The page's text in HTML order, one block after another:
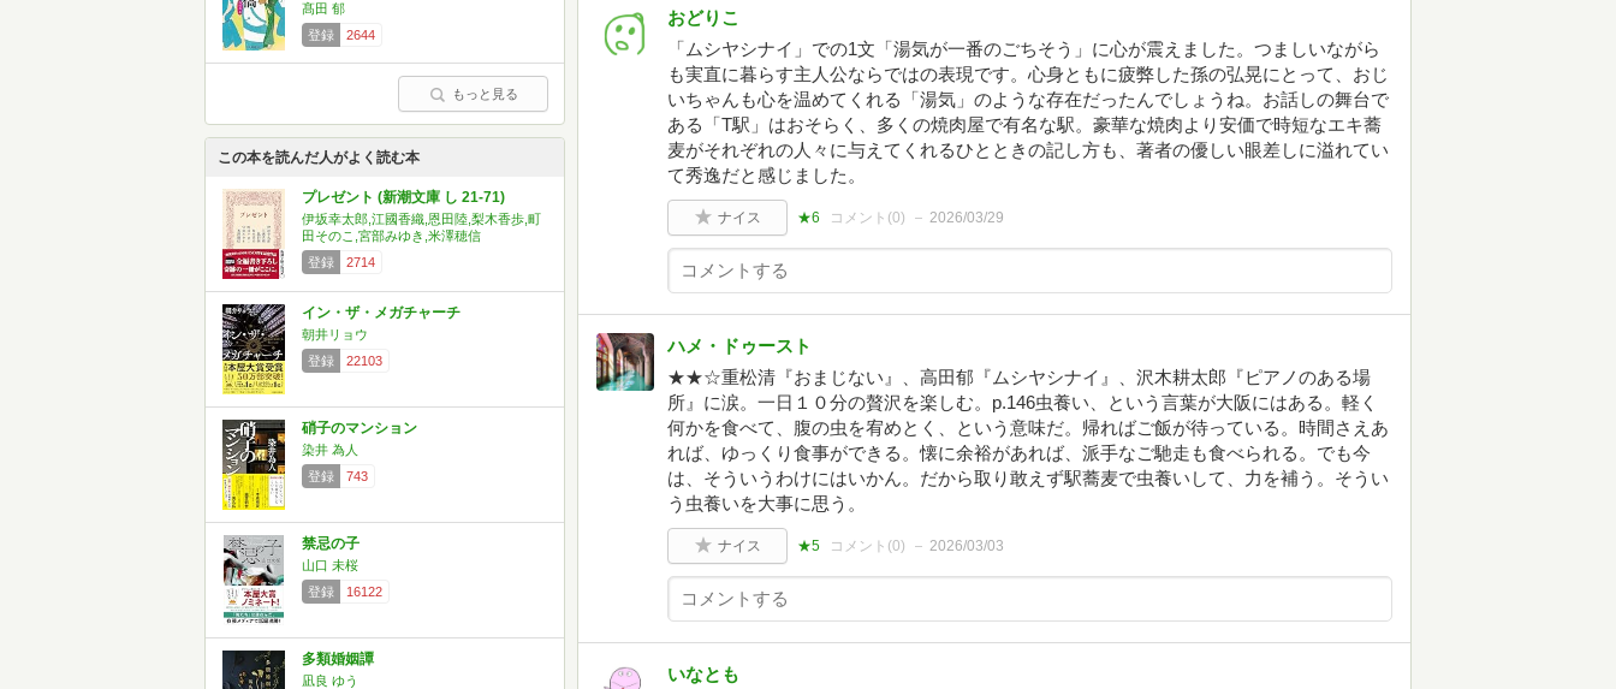
髙田 郁
登録
2644
もっと見る
この本を読んだ人がよく読む本
プレゼント (新潮文庫 し 21-71)
伊坂幸太郎,江國香織,恩田陸,梨木香歩,町
田そのこ,宮部みゆき,米澤穂信
登録
2714
イン・ザ・メガチャーチ
朝井リョウ
登録
22103
硝子のマンション
染井 為人
登録
743
禁忌の子
山口 未桜
登録
16122
多類婚姻譚
凪良 ゆう
おどりこ
「ムシヤシナイ」での1文「湯気が一番のごちそう」に心が震えました。つましいながら
も実直に暮らす主人公ならではの表現です。心身ともに疲弊した孫の弘晃にとって、おじ
いちゃんも心を温めてくれる「湯気」のような存在だったんでしょうね。お話しの舞台で
ある「T駅」はおそらく、多くの焼肉屋で有名な駅。豪華な焼肉より安価で時短なエキ蕎
麦がそれぞれの人々に与えてくれるひとときの記し方も、著者の優しい眼差しに溢れてい
て秀逸だと感じました。
ナイス ★6 コメント(0) 2026/03/29
ハメ・ドゥースト
★★☆重松清『おまじない』、高田郁『ムシヤシナイ』、沢木耕太郎『ピアノのある場
所』に涙。一日１０分の贅沢を楽しむ。p.146虫養い、という言葉が大阪にはある。軽く
何かを食べて、腹の虫を宥めとく、という意味だ。帰ればご飯が待っている。時間さえあ
れば、ゆっくり食事ができる。懐に余裕があれば、派手なご馳走も食べられる。でも今
は、そういうわけにはいかん。だから取り敢えず駅蕎麦で虫養いして、力を補う。そうい
う虫養いを大事に思う。
ナイス ★5 コメント(0) 2026/03/03
いなとも